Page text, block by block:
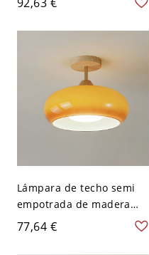
Cristal para Dormitorio -
Latón 110 A 120 V
Lámpara de techo semi
empotrada de madera
moderna con pantalla de
vidrio blanco - Naranja
77,64 €